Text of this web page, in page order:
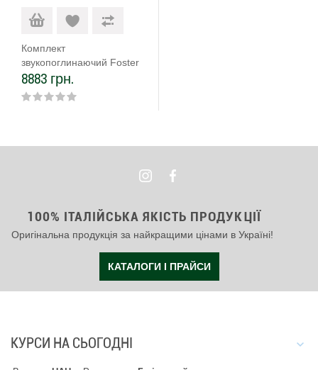
Комплект
звукопоглинаючий Foster
9700 602
8883 грн.
100% ІТАЛІЙСЬКА ЯКІСТЬ ПРОДУКЦІЇ
Оригінальна продукція за найкращими цінами в Україні!
КАТАЛОГИ І ПРАЙСИ
КУРСИ НА СЬОГОДНІ